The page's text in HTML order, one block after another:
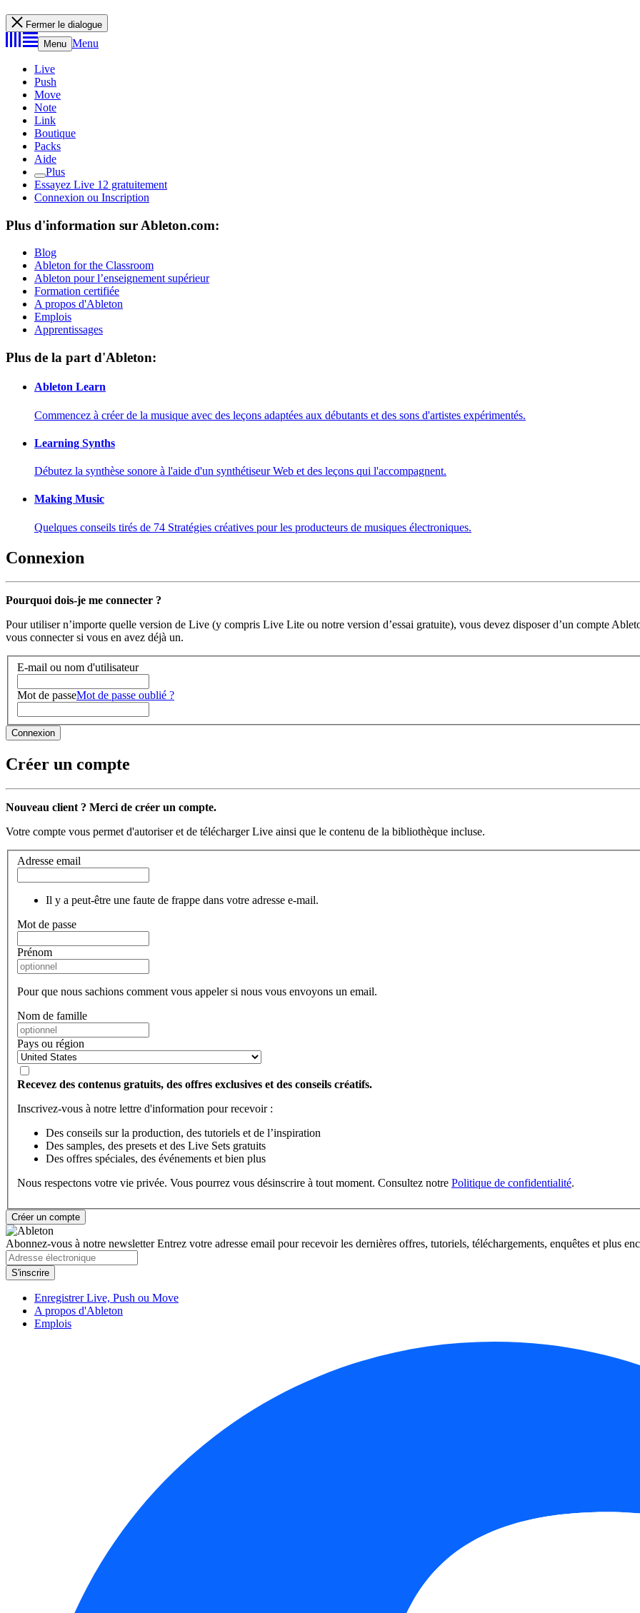
Fermer le dialogue
Menu Menu
Live
Push
Move
Note
Link
Boutique
Packs
Aide
Plus
Essayez Live 12 gratuitement
Connexion ou Inscription
Plus d'information sur Ableton.com:
Blog
Ableton for the Classroom
Ableton pour l’enseignement supérieur
Formation certifiée
A propos d'Ableton
Emplois
Apprentissages
Plus de la part d'Ableton:
Ableton Learn
Commencez à créer de la musique avec des leçons adaptées aux débutants et des sons d'artistes expérimentés.
Learning Synths
Débutez la synthèse sonore à l'aide d'un synthétiseur Web et des leçons qui l'accompagnent.
Making Music
Quelques conseils tirés de 74 Stratégies créatives pour les producteurs de musiques électroniques.
Connexion
Pourquoi dois-je me connecter ?
Pour utiliser n’importe quelle version de Live (y compris Live Lite ou notre version d’essai gratuite), vous devez disposer d’un compte
vous connecter si vous en avez déjà un.
E-mail ou nom d'utilisateur
Mot de passeMot de passe oublié ?
Créer un compte
Nouveau client ? Merci de créer un compte.
Votre compte vous permet d'autoriser et de télécharger Live ainsi que le contenu de la bibliothèque incluse.
Adresse email
Il y a peut-être une faute de frappe dans votre adresse e-mail.
Mot de passe
Prénom
Pour que nous sachions comment vous appeler si nous vous envoyons un email.
Nom de famille
Pays ou région
Recevez des contenus gratuits, des offres exclusives et des conseils créatifs.
Inscrivez-vous à notre lettre d'information pour recevoir :
Des conseils sur la production, des tutoriels et de l’inspiration
Des samples, des presets et des Live Sets gratuits
Des offres spéciales, des événements et bien plus
Nous respectons votre vie privée. Vous pourrez vous désinscrire à tout moment. Consultez notre Politique de confidentialité.
Abonnez-vous à notre newsletterEntrez votre adresse email pour recevoir les dernières offres, tutoriels, téléchargements, enquêtes et plus
Enregistrer Live, Push ou Move
A propos d'Ableton
Emplois